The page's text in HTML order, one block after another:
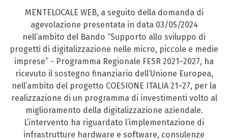
MENTELOCALE WEB, a seguito della domanda di
agevolazione presentata in data 03/05/2024
nell’ambito del Bando “Supporto allo sviluppo di
progetti di digitalizzazione nelle micro, piccole e medie
imprese” - Programma Regionale FESR 2021–2027, ha
ricevuto il sostegno finanziario dell’Unione Europea,
nell’ambito del progetto COESIONE ITALIA 21–27, per la
realizzazione di un programma di investimenti volto al
miglioramento della digitalizzazione aziendale.
L’intervento ha riguardato l’implementazione di
infrastrutture hardware e software, consulenze